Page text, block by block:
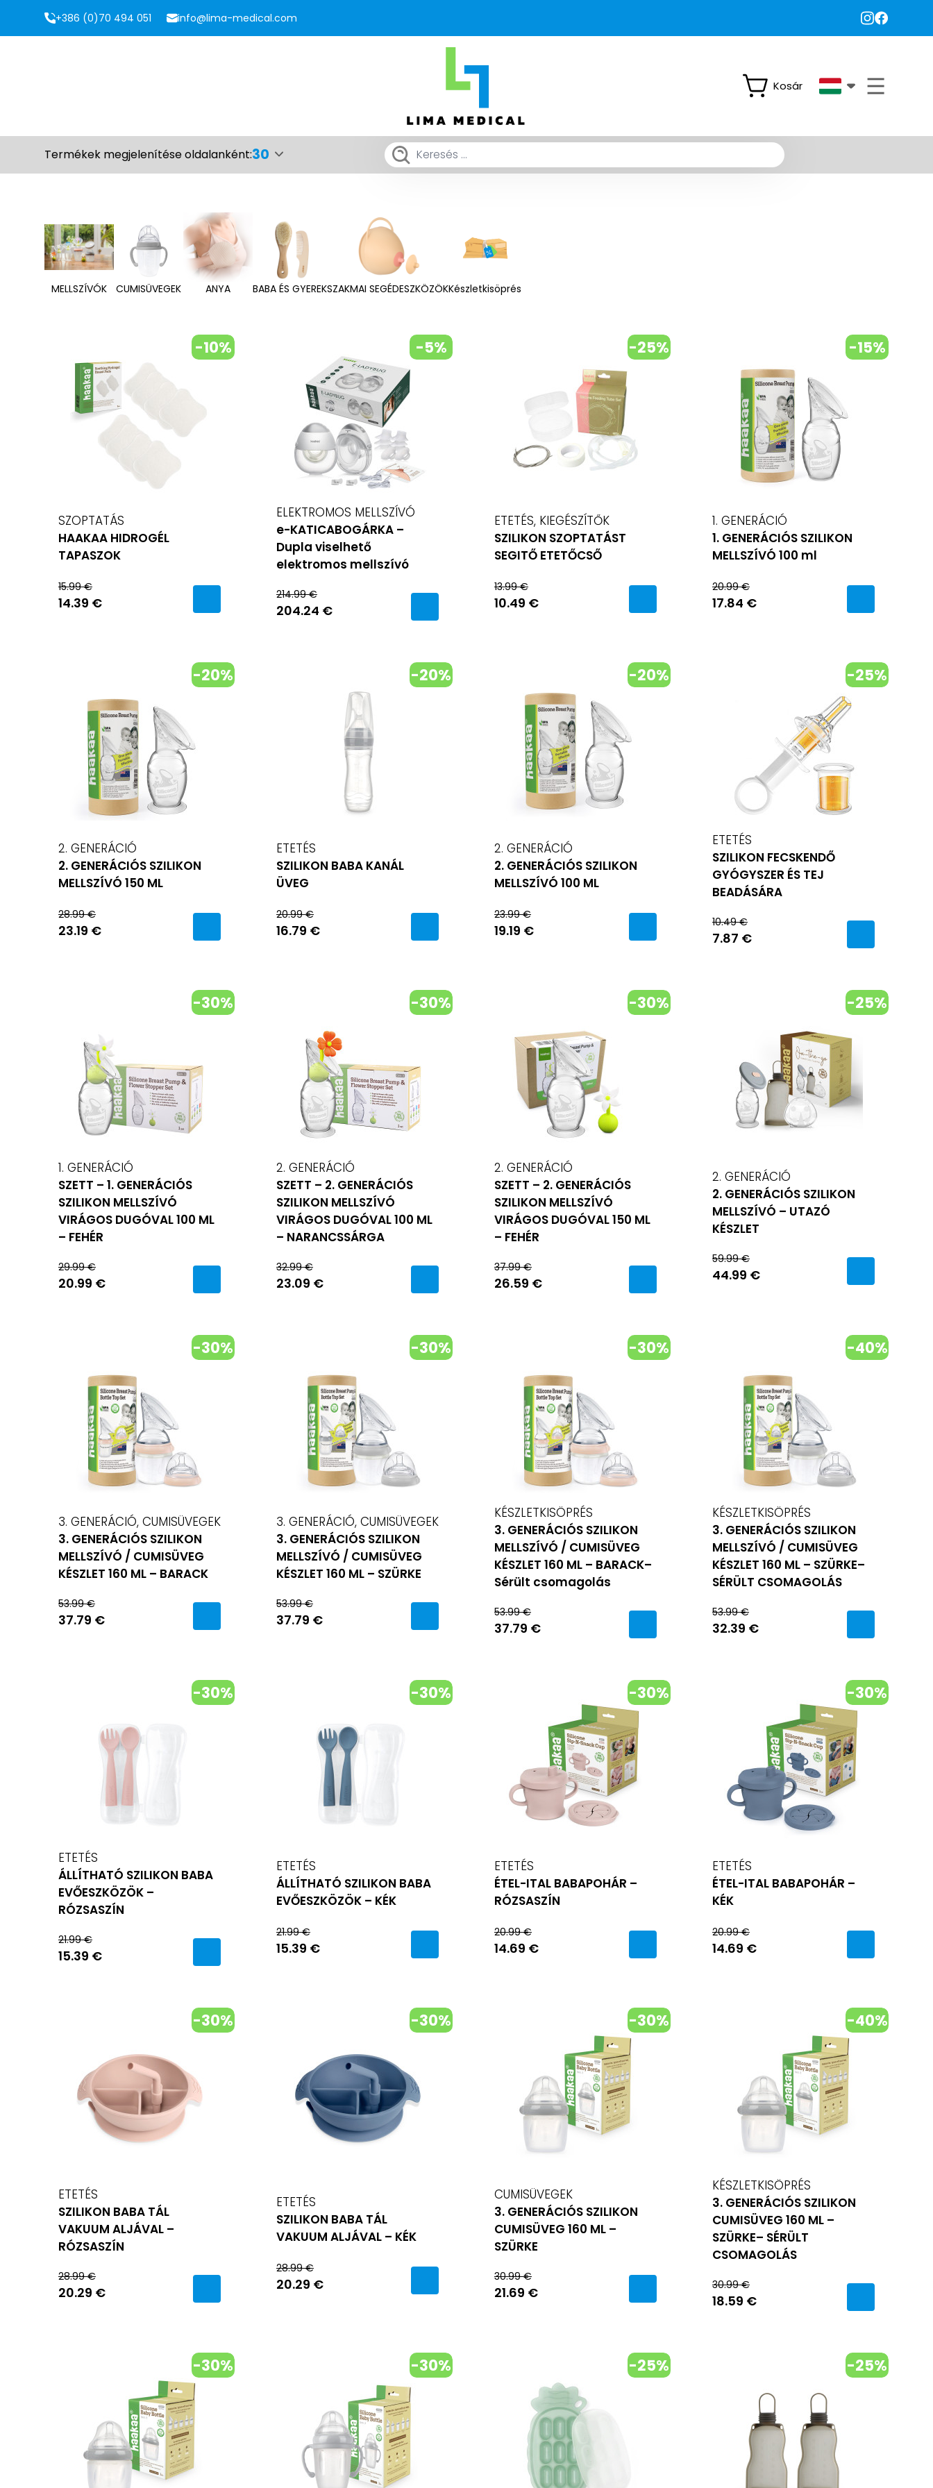
+386 (0)70 494 051 info@lima-medical.com
Kosár
Termékek megjelenítése oldalanként:30
MELLSZÍVÓK CUMISÜVEGEK ANYA BABA ÉS GYEREKSZAKMAI SEGÉDESZKÖZÖKKészletkisöprés
-10%
SZOPTATÁS
HAAKAA HIDROGÉL
TAPASZOK
15.99 €
14.39 €
-5%
ELEKTROMOS MELLSZÍVÓ
e-KATICABOGÁRKA –
Dupla viselhető
elektromos mellszívó
214.99 €
204.24 €
-25%
ETETÉS, KIEGÉSZÍTŐK
SZILIKON SZOPTATÁST
SEGITŐ ETETŐCSŐ
13.99 €
10.49 €
-15%
1. GENERÁCIÓ
1. GENERÁCIÓS SZILIKON
MELLSZÍVÓ 100 ml
20.99 €
17.84 €
-20%
2. GENERÁCIÓ
2. GENERÁCIÓS SZILIKON
MELLSZÍVÓ 150 ML
28.99 €
23.19 €
-20%
ETETÉS
SZILIKON BABA KANÁL
ÜVEG
20.99 €
16.79 €
-20%
2. GENERÁCIÓ
2. GENERÁCIÓS SZILIKON
MELLSZÍVÓ 100 ML
23.99 €
19.19 €
-25%
ETETÉS
SZILIKON FECSKENDŐ
GYÓGYSZER ÉS TEJ
BEADÁSÁRA
10.49 €
7.87 €
-30%
1. GENERÁCIÓ
SZETT – 1. GENERÁCIÓS
SZILIKON MELLSZÍVÓ
VIRÁGOS DUGÓVAL 100 ML
– FEHÉR
29.99 €
20.99 €
-30%
2. GENERÁCIÓ
SZETT – 2. GENERÁCIÓS
SZILIKON MELLSZÍVÓ
VIRÁGOS DUGÓVAL 100 ML
– NARANCSSÁRGA
32.99 €
23.09 €
-30%
2. GENERÁCIÓ
SZETT – 2. GENERÁCIÓS
SZILIKON MELLSZÍVÓ
VIRÁGOS DUGÓVAL 150 ML
– FEHÉR
37.99 €
26.59 €
-25%
2. GENERÁCIÓ
2. GENERÁCIÓS SZILIKON
MELLSZÍVÓ – UTAZÓ
KÉSZLET
59.99 €
44.99 €
-30%
3. GENERÁCIÓ, CUMISÜVEGEK
3. GENERÁCIÓS SZILIKON
MELLSZÍVÓ / CUMISÜVEG
KÉSZLET 160 ML – BARACK
53.99 €
37.79 €
-30%
3. GENERÁCIÓ, CUMISÜVEGEK
3. GENERÁCIÓS SZILIKON
MELLSZÍVÓ / CUMISÜVEG
KÉSZLET 160 ML – SZÜRKE
53.99 €
37.79 €
-30%
KÉSZLETKISÖPRÉS
3. GENERÁCIÓS SZILIKON
MELLSZÍVÓ / CUMISÜVEG
KÉSZLET 160 ML – BARACK–
Sérült csomagolás
53.99 €
37.79 €
-40%
KÉSZLETKISÖPRÉS
3. GENERÁCIÓS SZILIKON
MELLSZÍVÓ / CUMISÜVEG
KÉSZLET 160 ML – SZÜRKE–
SÉRÜLT CSOMAGOLÁS
53.99 €
32.39 €
-30%
ETETÉS
ÁLLÍTHATÓ SZILIKON BABA
EVŐESZKÖZÖK –
RÓZSASZÍN
21.99 €
15.39 €
-30%
ETETÉS
ÁLLÍTHATÓ SZILIKON BABA
EVŐESZKÖZÖK – KÉK
21.99 €
15.39 €
-30%
ETETÉS
ÉTEL-ITAL BABAPOHÁR –
RÓZSASZÍN
20.99 €
14.69 €
-30%
ETETÉS
ÉTEL-ITAL BABAPOHÁR –
KÉK
20.99 €
14.69 €
-30%
ETETÉS
SZILIKON BABA TÁL
VAKUUM ALJÁVAL –
RÓZSASZÍN
28.99 €
20.29 €
-30%
ETETÉS
SZILIKON BABA TÁL
VAKUUM ALJÁVAL – KÉK
28.99 €
20.29 €
-30%
CUMISÜVEGEK
3. GENERÁCIÓS SZILIKON
CUMISÜVEG 160 ML –
SZÜRKE
30.99 €
21.69 €
-40%
KÉSZLETKISÖPRÉS
3. GENERÁCIÓS SZILIKON
CUMISÜVEG 160 ML –
SZÜRKE– SÉRÜLT
CSOMAGOLÁS
30.99 €
18.59 €
-30% -30% -25% -25%